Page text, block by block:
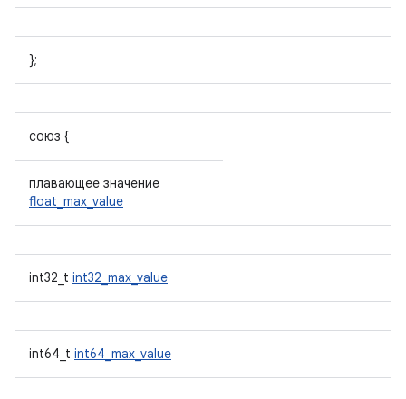
};
союз {
плавающее значение
float_max_value
int32_t int32_max_value
int64_t int64_max_value